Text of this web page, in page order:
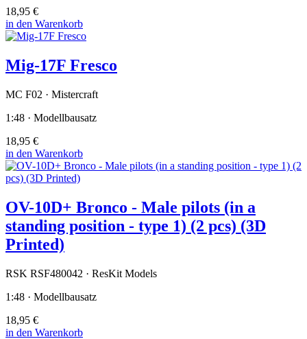
18,95 €
in den Warenkorb
Mig-17F Fresco
MC F02 · Mistercraft
1:48 · Modellbausatz
18,95 €
in den Warenkorb
OV-10D+ Bronco - Male pilots (in a
standing position - type 1) (2 pcs) (3D
Printed)
RSK RSF480042 · ResKit Models
1:48 · Modellbausatz
18,95 €
in den Warenkorb